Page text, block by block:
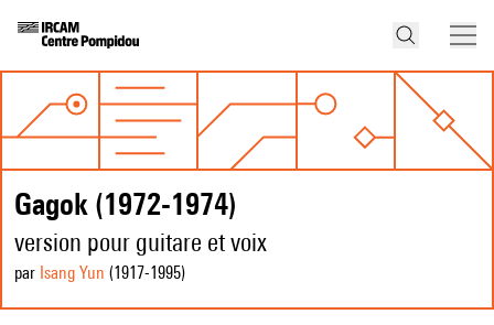
Gagok (1972-1974)
version pour guitare et voix
par Isang Yun (1917-1995)